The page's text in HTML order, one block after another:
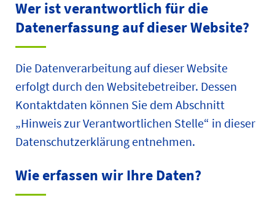
Wer ist verantwortlich für die
Datenerfassung auf dieser Website?
Die Datenverarbeitung auf dieser Website
erfolgt durch den Websitebetreiber. Dessen
Kontaktdaten können Sie dem Abschnitt
„Hinweis zur Verantwortlichen Stelle“ in dieser
Datenschutzerklärung entnehmen.
Wie erfassen wir Ihre Daten?